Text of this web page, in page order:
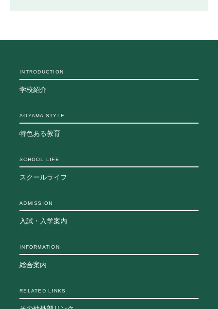
INTRODUCTION
学校紹介
AOYAMA STYLE
特色ある教育
SCHOOL LIFE
スクールライフ
ADMISSION
入試・入学案内
INFORMATION
総合案内
RELATED LINKS